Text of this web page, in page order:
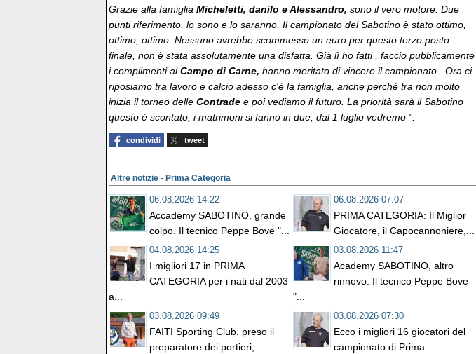
Grazie alla famiglia Micheletti, danilo e Alessandro, sono il vero motore. Due
punti riferimento, lo sono e lo saranno. Il campionato del Sabotino è stato ottimo,
ottimo, ottimo. Nessuno avrebbe scommesso un euro per questo terzo posto
finale, non è stata assolutamente una disfatta. Già lì ho fatti , faccio pubblicamente
i complimenti alCampo di Carne, hanno meritato di vincere il campionato. Ora ci
riposiamo tra lavoro e calcio adesso c'è la famiglia, anche perchè tra non molto
inizia il torneo delle Contrade e poi vediamo il futuro. La priorità sarà il Sabotino
questo è scontato, i matrimoni si fanno in due, dal 1 luglio vedremo ".
condividi tweet
Altre notizie - Prima Categoria
06.08.2026 14:22
Accademy SABOTINO, grande
colpo. Il tecnico Peppe Bove "...
06.08.2026 07:07
PRIMA CATEGORIA: Il Miglior
Giocatore, il Capocannoniere,...
04.08.2026 14:25
I migliori 17 in PRIMA
CATEGORIA per i nati dal 2003
a...
03.08.2026 11:47
Academy SABOTINO, altro
rinnovo. Il tecnico Peppe Bove
"...
03.08.2026 09:49
FAITI Sporting Club, preso il
preparatore dei portieri,...
03.08.2026 07:30
Ecco i migliori 16 giocatori del
campionato di Prima...